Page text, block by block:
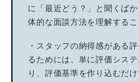
に「最近どう？」と聞くば
体的な面談方法を理解するこ
・スタッフの納得感がある
るためには、単に評価シス
り、評価基準を作り込むだ